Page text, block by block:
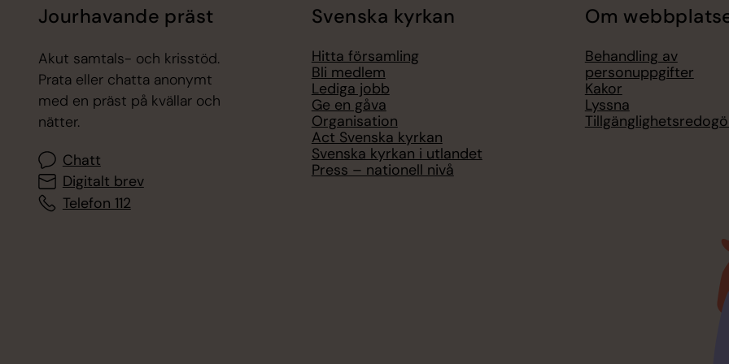
Jourhavande präst
Akut samtals- och krisstöd.
Prata eller chatta anonymt
med en präst på kvällar och
nätter.
Chatt
Digitalt brev
Telefon 112
Svenska kyrkan
Hitta församling
Bli medlem
Lediga jobb
Ge en gåva
Organisation
Act Svenska kyrkan
Svenska kyrkan i utlandet
Press – nationell nivå
Om
Behandling av
personuppgifter
Kakor
Lyssna